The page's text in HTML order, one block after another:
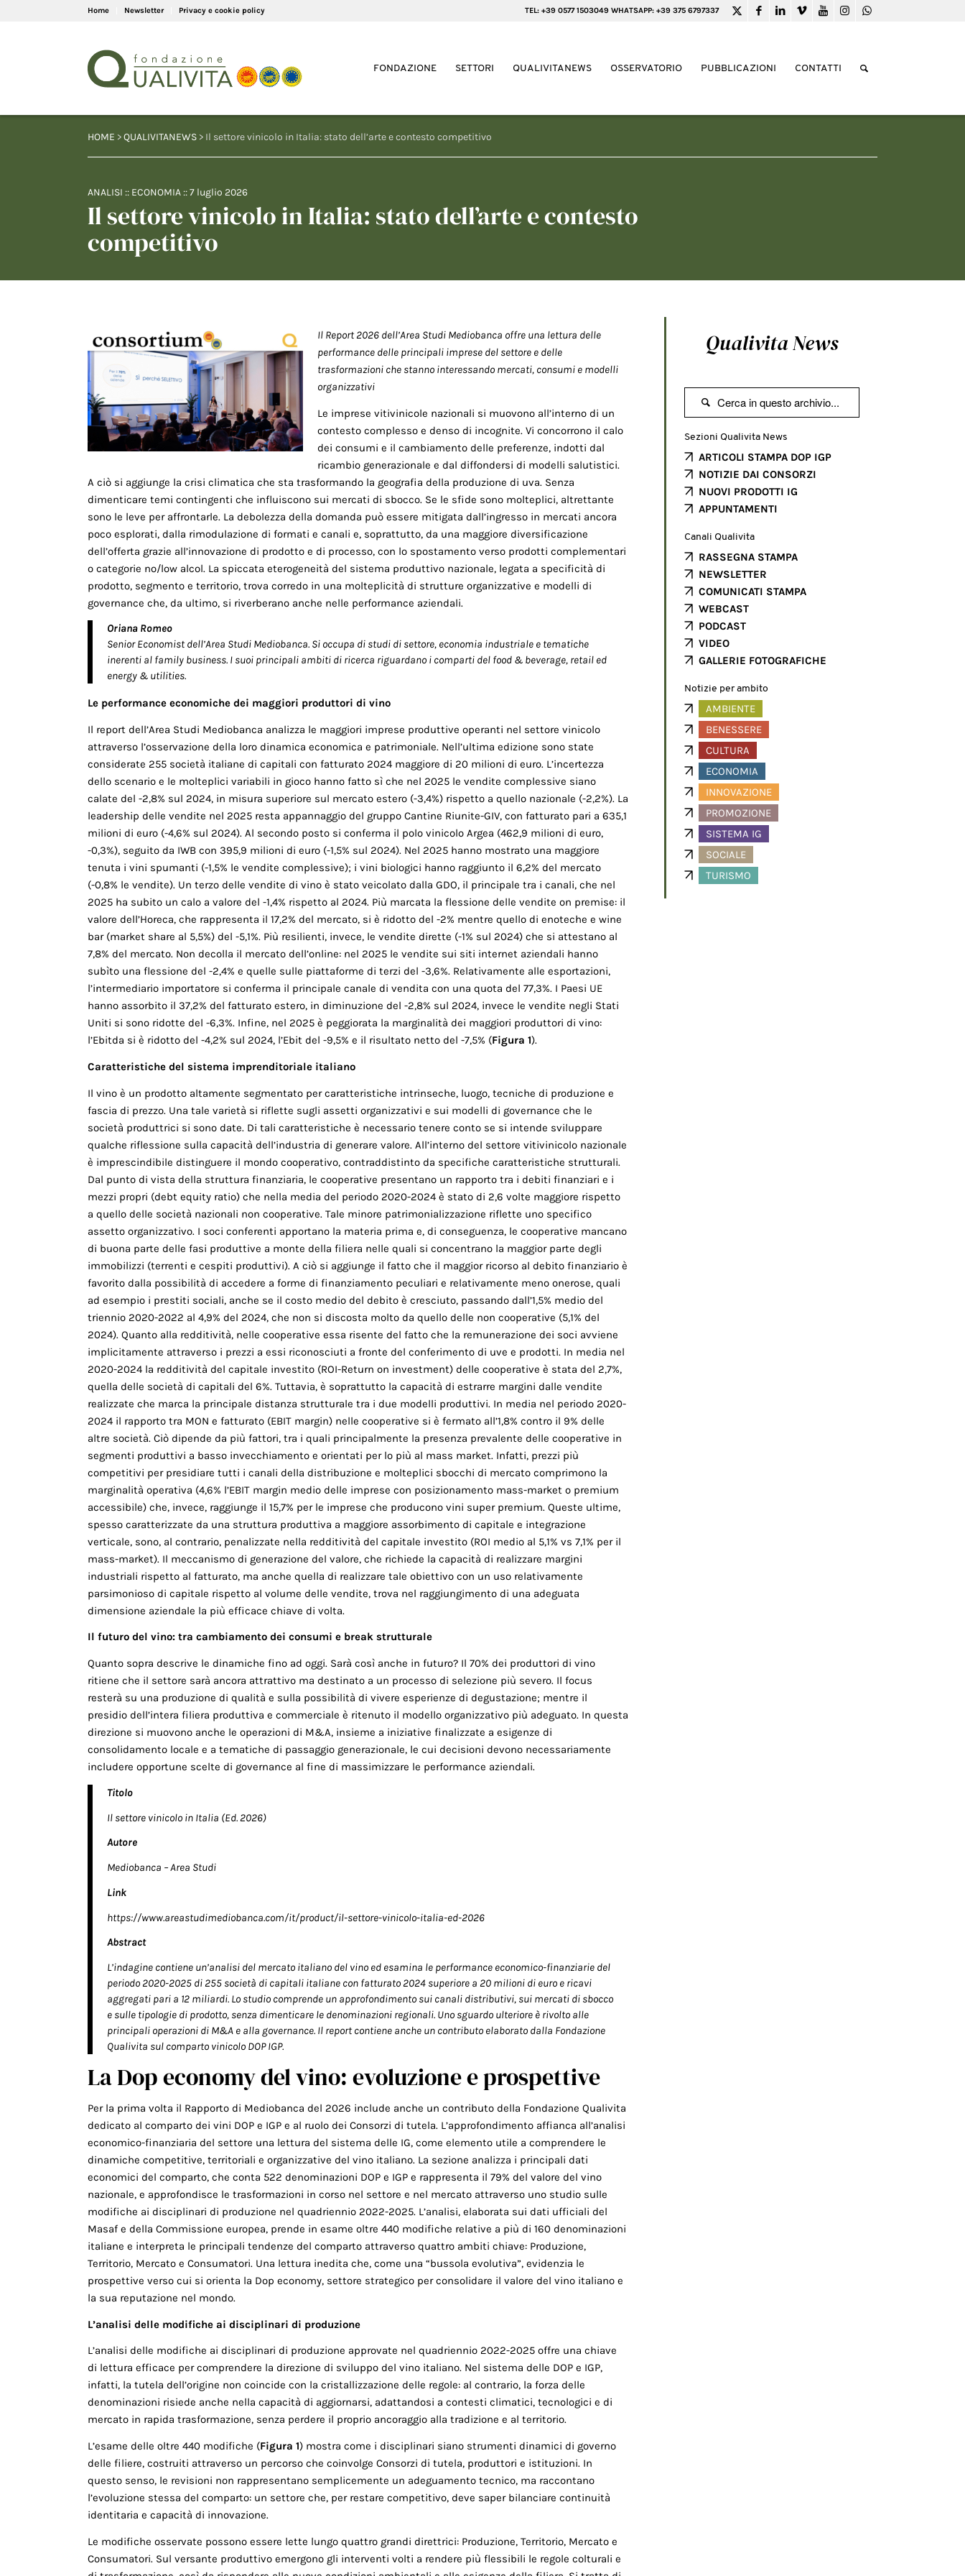
Home Newsletter Privacy e cookie policy TEL: +39 0577 1503049 WHATSAPP: +39 375 6797337
FONDAZIONE SETTORI QUALIVITANEWS OSSERVATORIO PUBBLICAZIONI CONTATTI
HOME >QUALIVITANEWS > Il settore vinicolo in Italia: stato dell’arte e contesto competitivo
ANALISI :: ECONOMIA ::7 luglio 2026
Il settore vinicolo in Italia: stato dell’arte e contesto
competitivo
Il Report 2026 dell’Area Studi Mediobanca offre una lettura delle
performance delle principali imprese del settore e delle
trasformazioni che stanno interessando mercati, consumi e modelli
organizzativi
Le imprese vitivinicole nazionali si muovono all’interno di un
contesto complesso e denso di incognite. Vi concorrono il calo
dei consumi e il cambiamento delle preferenze, indotti dal
ricambio generazionale e dal diffondersi di modelli salutistici.
A ciò si aggiunge la crisi climatica che sta trasformando la geografia della produzione di uva. Senza
dimenticare temi contingenti che influiscono sui mercati di sbocco. Se le sfide sono molteplici, altrettante
sono le leve per affrontarle. La debolezza della domanda può esse­re mitigata dall’ingresso in mercati ancora
poco esplorati, dalla rimodulazione di formati e canali e, soprattutto, da una maggiore diversificazione
dell’offer­ta grazie all’innovazione di prodotto e di processo, con lo spostamento verso prodotti complementari
o categorie no/low alcol. La spiccata eterogeneità del sistema produttivo nazionale, legata a specificità di
prodotto, segmento e ter­ritorio, trova corredo in una molteplicità di strutture organizzative e modelli di
governance che, da ultimo, si riverberano anche nelle performance aziendali.
Oriana Romeo
Senior Economist dell’Area Studi Mediobanca. Si occupa di studi di settore, economia industriale e tematiche
inerenti al family business. I suoi principali ambiti di ricerca riguardano i comparti del food & beverage, retail ed
energy & utilities.
Le performance economiche dei maggiori produttori di vino
Il report dell’Area Studi Mediobanca analizza le maggiori imprese produttive ope­ranti nel settore vinicolo
attraverso l’osservazione della loro dinamica economica e patrimoniale. Nell’ultima edizione sono state
considerate 255 società italiane di capitali con fatturato 2024 maggiore di 20 milioni di euro. L’incertezza
dello scenario e le molteplici variabili in gioco hanno fatto sì che nel 2025 le vendite complessive siano
calate del -2,8% sul 2024, in misura superiore sul mercato este­ro (-3,4%) rispetto a quello nazionale (-2,2%). La
leadership delle vendite nel 2025 resta appannaggio del gruppo Cantine Riunite-GIV, con fatturato pari a 635,1
mi­lioni di euro (-4,6% sul 2024). Al secondo posto si conferma il polo vinicolo Argea (462,9 milioni di euro,
-0,3%), seguito da IWB con 395,9 milioni di euro (-1,5% sul 2024). Nel 2025 hanno mostrato una maggiore
tenuta i vini spumanti (-1,5% le vendite complessive); i vini biologici hanno raggiunto il 6,2% del mercato
(-0,8% le vendite). Un terzo delle vendite di vino è stato veicolato dalla GDO, il principale tra i canali, che nel
2025 ha subito un calo a valore del -1,4% rispetto al 2024. Più marcata la flessione delle vendite on premise: il
valore dell’Horeca, che rappresenta il 17,2% del mercato, si è ridotto del -2% mentre quello di enoteche e wine
bar (market share al 5,5%) del -5,1%. Più resilienti, invece, le vendite dirette (-1% sul 2024) che si attestano al
7,8% del mercato. Non decolla il mercato dell’online: nel 2025 le vendite sui siti internet azien­dali hanno
subìto una flessione del -2,4% e quelle sulle piat­taforme di terzi del -3,6%. Relativamente alle esportazioni,
l’intermediario importatore si conferma il principale canale di vendita con una quota del 77,3%. I Paesi UE
hanno assorbito il 37,2% del fatturato estero, in diminuzione del -2,8% sul 2024, invece le vendite negli Stati
Uniti si sono ridotte del -6,3%. Infi­ne, nel 2025 è peggiorata la marginalità dei maggiori produt­tori di vino:
l’Ebitda si è ridotto del -4,2% sul 2024, l’Ebit del -9,5% e il risultato netto del -7,5% (Figura 1).
Caratteristiche del sistema imprenditoriale italiano
Il vino è un prodotto altamente segmentato per caratteri­stiche intrinseche, luogo, tecniche di produzione e
fascia di prezzo. Una tale varietà si riflette sugli assetti organizza­tivi e sui modelli di governance che le
società produttrici si sono date. Di tali caratteristiche è necessario tenere conto se si intende sviluppare
qualche riflessione sulla capacità dell’industria di generare valore. All’interno del settore vi­tivinicolo nazionale
è imprescindibile distinguere il mondo cooperativo, contraddistinto da specifiche caratteristiche strutturali.
Dal punto di vista della struttura finanziaria, le cooperative presentano un rapporto tra i debiti finanziari e i
mezzi propri (debt equity ratio) che nella media del perio­do 2020-2024 è stato di 2,6 volte maggiore rispetto
a quello delle società nazionali non cooperative. Tale minore patri­monializzazione riflette uno specifico
assetto organizzati­vo. I soci conferenti apportano la materia prima e, di con­seguenza, le cooperative mancano
di buona parte delle fasi produttive a monte della filiera nelle quali si concentrano la maggior parte degli
immobilizzi (terrenti e cespiti produtti­vi). A ciò si aggiunge il fatto che il maggior ricorso al debito finanziario è
favorito dalla possibilità di accedere a forme di finanziamento peculiari e relativamente meno onerose, quali
ad esempio i prestiti sociali, anche se il costo medio del debito è cresciuto, passando dall’1,5% medio del
trien­nio 2020-2022 al 4,9% del 2024, che non si discosta molto da quello delle non cooperative (5,1% del
2024). Quanto alla redditività, nelle cooperative essa risente del fatto che la remunerazione dei soci avviene
implicitamente attraverso i prezzi a essi riconosciuti a fronte del conferimento di uve e prodotti. In media nel
2020-2024 la redditività del capita­le investito (ROI-Return on investment) delle cooperative è stata del 2,7%,
quella delle società di capitali del 6%. Tutta­via, è soprattutto la capacità di estrarre margini dalle vendi­te
realizzate che marca la principale distanza strutturale tra i due modelli produttivi. In media nel periodo 2020-
2024 il rapporto tra MON e fatturato (EBIT margin) nelle coopera­tive si è fermato all’1,8% contro il 9% delle
altre società. Ciò dipende da più fattori, tra i quali principalmente la presenza prevalente delle cooperative in
segmenti produttivi a basso invecchiamento e orientati per lo più al mass market. Infat­ti, prezzi più
competitivi per presidiare tutti i canali della distribuzione e molteplici sbocchi di mercato comprimo­no la
marginalità operativa (4,6% l’EBIT margin medio del­le imprese con posizionamento mass-market o premium
accessibile) che, invece, raggiunge il 15,7% per le imprese che producono vini super premium. Queste ultime,
spesso caratterizzate da una struttura produttiva a maggiore assor­bimento di capitale e integrazione
verticale, sono, al contra­rio, penalizzate nella redditività del capitale investito (ROI medio al 5,1% vs 7,1% per il
mass-market). Il meccanismo di generazione del valore, che richiede la capacità di realizzare margini
industriali rispetto al fatturato, ma anche quella di realizzare tale obiettivo con un uso relativamente
parsimo­nioso di capitale rispetto al volume delle vendite, trova nel raggiungimento di una adeguata
dimensione aziendale la più efficace chiave di volta.
Il futuro del vino: tra cambiamento dei consumi e break strutturale
Quanto sopra descrive le dinamiche fino ad oggi. Sarà così anche in futuro? Il 70% dei produttori di vino
ritiene che il set­tore sarà ancora attrattivo ma destinato a un processo di se­lezione più severo. Il focus
resterà su una produzione di qua­lità e sulla possibilità di vivere esperienze di degustazione; mentre il
presidio dell’intera filiera produttiva e commerciale è ritenuto il modello organizzativo più adeguato. In questa
direzione si muovono anche le operazioni di M&A, insieme a iniziative finalizzate a esigenze di
consolidamento locale e a tematiche di passaggio generazionale, le cui decisioni devo­no necessariamente
includere opportune scelte di governan­ce al fine di massimizzare le performance aziendali.
Titolo
Il settore vinicolo in Italia (Ed. 2026)
Autore
Mediobanca – Area Studi
Link
https://www.areastudimediobanca.com/it/product/il-settore-vinicolo-italia-ed-2026
Abstract
L’indagine contiene un’analisi del mercato italiano del vino ed esamina le performance economico-finanziarie del
periodo 2020-2025 di 255 società di capitali italiane con fatturato 2024 superiore a 20 milioni di euro e ricavi
aggregati pari a 12 miliardi. Lo studio comprende un approfondimento sui canali distributivi, sui mercati di sbocco
e sulle tipologie di prodotto, senza dimenticare le denominazioni regionali. Uno sguardo ulteriore è rivolto alle
principali operazioni di M&A e alla governance. Il report contiene anche un contributo elaborato dalla Fondazione
Qualivita sul comparto vinicolo DOP IGP.
La Dop economy del vino: evoluzione e prospettive
Per la prima volta il Rapporto di Mediobanca del 2026 inclu­de anche un contributo della Fondazione Qualivita
dedicato al comparto dei vini DOP e IGP e al ruolo dei Consorzi di tutela. L’approfondimento affianca all’analisi
economico-finanziaria del settore una lettura del sistema delle IG, come elemento utile a comprendere le
dinamiche competitive, territoriali e organizzative del vino italiano. La sezione analizza i principa­li dati
economici del comparto, che conta 522 denominazio­ni DOP e IGP e rappresenta il 79% del valore del vino
nazionale, e approfondisce le trasformazioni in corso nel settore e nel mercato attraverso uno studio sulle
modifiche ai disciplinari di produzione nel quadriennio 2022-2025. L’analisi, elaborata sui dati ufficiali del
Masaf e della Commissione europea, prende in esame oltre 440 modifiche relative a più di 160 denominazio­ni
italiane e interpreta le principali tendenze del comparto at­traverso quattro ambiti chiave: Produzione,
Territorio, Merca­to e Consumatori. Una lettura inedita che, come una “bussola evolutiva”, evidenzia le
prospettive verso cui si orienta la Dop economy, settore strategico per consolidare il valore del vino italiano e
la sua reputazione nel mondo.
L’analisi delle modifiche ai disciplinari di produzione
L’analisi delle modifiche ai disciplinari di produzione appro­vate nel quadriennio 2022-2025 offre una chiave
di lettura efficace per comprendere la direzione di sviluppo del vino italiano. Nel sistema delle DOP e IGP,
infatti, la tutela dell’o­rigine non coincide con la cristallizzazione delle regole: al contrario, la forza delle
denominazioni risiede anche nella capacità di aggiornarsi, adattandosi a contesti climatici, tecnologici e di
mercato in rapida trasformazione, senza perdere il proprio ancoraggio alla tradizione e al territorio.
L’esame delle oltre 440 modifiche (Figura 1) mostra come i disciplinari siano strumenti dinamici di governo
delle filiere, costruiti attraverso un percorso che coinvolge Consorzi di tu­tela, produttori e istituzioni. In
questo senso, le revisioni non rappresentano semplicemente un adeguamento tecnico, ma raccontano
l’evoluzione stessa del comparto: un settore che, per restare competitivo, deve saper bilanciare continuità
identitaria e capacità di innovazione.
Le modifiche osservate possono essere lette lungo quattro grandi direttrici: Produzione, Territorio, Mercato e
Consu­matori. Sul versante produttivo emergono gli interventi volti a rendere più flessibili le regole colturali e
Qualivita News

Sezioni Qualivita News
ARTICOLI STAMPA DOP IGP
NOTIZIE DAI CONSORZI
NUOVI PRODOTTI IG
APPUNTAMENTI
Canali Qualivita
RASSEGNA STAMPA
NEWSLETTER
COMUNICATI STAMPA
WEBCAST
PODCAST
VIDEO
GALLERIE FOTOGRAFICHE
Notizie per ambito
AMBIENTE
BENESSERE
CULTURA
ECONOMIA
INNOVAZIONE
PROMOZIONE
SISTEMA IG
SOCIALE
TURISMO